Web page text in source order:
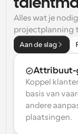
Alles wat je
projectplanning
Aan de slag
Attribuut-
Koppel
basis van
andere
plaatsingen.